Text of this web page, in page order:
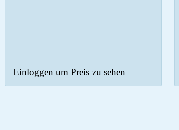
Einloggen um Preis zu sehen